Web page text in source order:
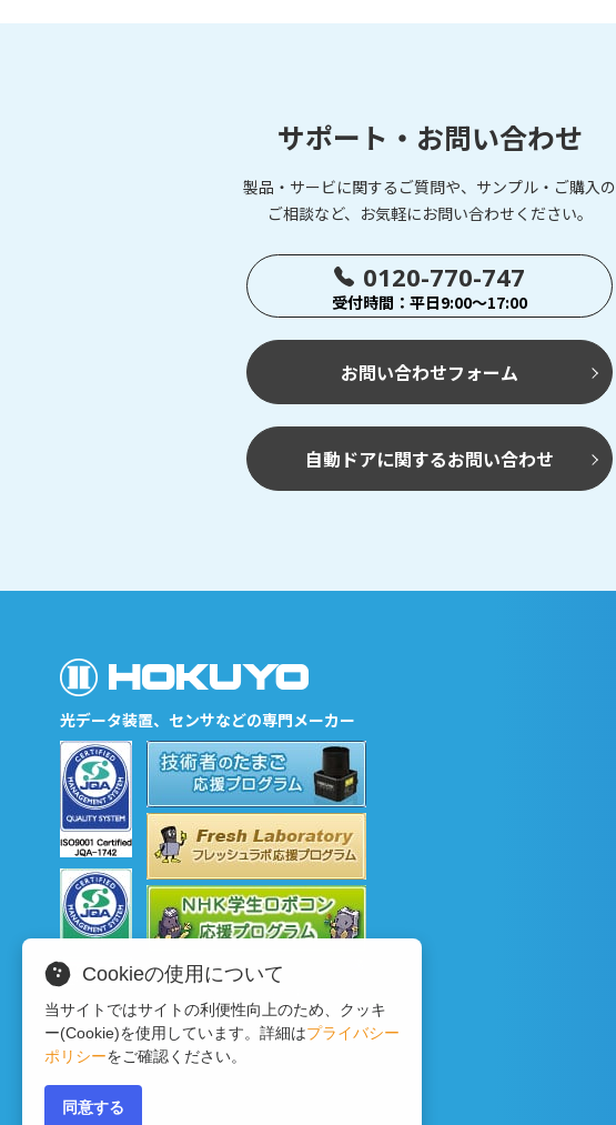
サポート・お問い合わせ
製品・サービに関するご質問や、サンプル・ご購入の
ご相談など、お気軽にお問い合わせください。
0120-770-747
受付時間：平日9:00～17:00
お問い合わせフォーム
自動ドアに関するお問い合わせ
光データ装置、センサなどの専門メーカー
Cookieの使用について
当サイトではサイトの利便性向上のため、クッキ
ー(Cookie)を使用しています。詳細はプライバシー
ポリシーをご確認ください。
同意する